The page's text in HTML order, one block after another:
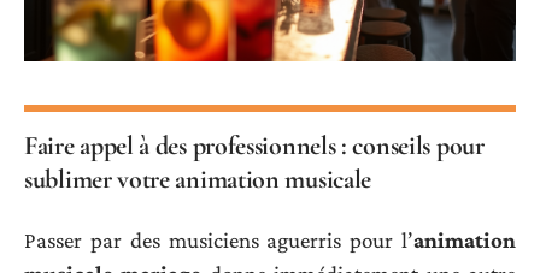
Faire appel à des professionnels : conseils pour
sublimer votre animation musicale
Passer par des musiciens aguerris pour l’animation